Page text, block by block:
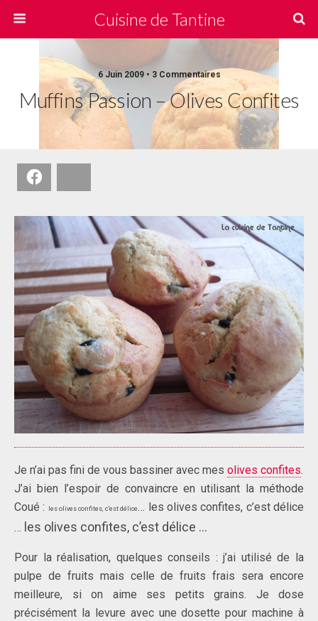
Cuisine de Tantine
6 Juin 2009 • 3 Commentaires
Muffins Passion – Olives Confites
Je n’ai pas fini de vous bassiner avec mes olives confites.
J’ai bien l’espoir de convaincre en utilisant la méthode
Coué :
les olives confites, c’est délice… les olives confites, c’est délice
… les olives confites, c’est délice …
Pour la réalisation, quelques conseils : j’ai utilisé de la
pulpe de fruits mais celle de fruits frais sera encore
meilleure, si on aime ses petits grains. Je dose
précisément la levure avec une dosette pour machine à